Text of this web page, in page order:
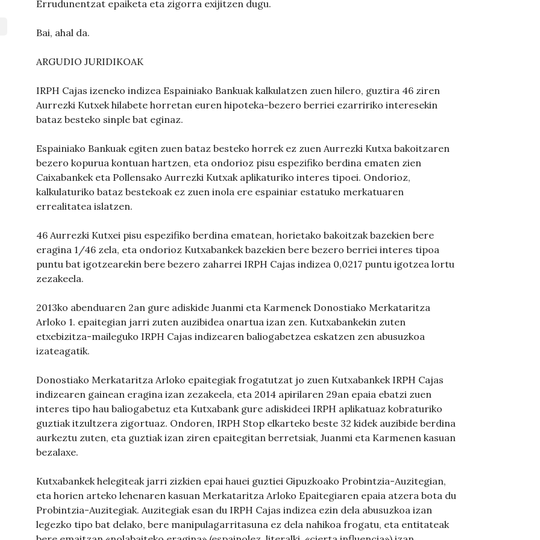
Errudunentzat epaiketa eta zigorra exijitzen dugu.
Bai, ahal da.
ARGUDIO JURIDIKOAK
IRPH Cajas izeneko indizea Espainiako Bankuak kalkulatzen zuen hilero, guztira 46 ziren
Aurrezki Kutxek hilabete horretan euren hipoteka-bezero berriei ezarririko interesekin
bataz besteko sinple bat eginaz.
Espainiako Bankuak egiten zuen bataz besteko horrek ez zuen Aurrezki Kutxa bakoitzaren
bezero kopurua kontuan hartzen, eta ondorioz pisu espezifiko berdina ematen zien
Caixabankek eta Pollensako Aurrezki Kutxak aplikaturiko interes tipoei. Ondorioz,
kalkulaturiko bataz bestekoak ez zuen inola ere espainiar estatuko merkatuaren
errealitatea islatzen.
46 Aurrezki Kutxei pisu espezifiko berdina ematean, horietako bakoitzak bazekien bere
eragina 1/46 zela, eta ondorioz Kutxabankek bazekien bere bezero berriei interes tipoa
puntu bat igotzearekin bere bezero zaharrei IRPH Cajas indizea 0,0217 puntu igotzea lortu
zezakeela.
2013ko abenduaren 2an gure adiskide Juanmi eta Karmenek Donostiako Merkataritza
Arloko 1. epaitegian jarri zuten auzibidea onartua izan zen. Kutxabankekin zuten
etxebizitza-maileguko IRPH Cajas indizearen baliogabetzea eskatzen zen abusuzkoa
izateagatik.
Donostiako Merkataritza Arloko epaitegiak frogatutzat jo zuen Kutxabankek IRPH Cajas
indizearen gainean eragina izan zezakeela, eta 2014 apirilaren 29an epaia ebatzi zuen
interes tipo hau baliogabetuz eta Kutxabank gure adiskideei IRPH aplikatuaz kobraturiko
guztiak itzultzera zigortuaz. Ondoren, IRPH Stop elkarteko beste 32 kidek auzibide berdina
aurkeztu zuten, eta guztiak izan ziren epaitegitan berretsiak, Juanmi eta Karmenen kasuan
bezalaxe.
Kutxabankek helegiteak jarri zizkien epai hauei guztiei Gipuzkoako Probintzia-Auzitegian,
eta horien arteko lehenaren kasuan Merkataritza Arloko Epaitegiaren epaia atzera bota du
Probintzia-Auzitegiak. Auzitegiak esan du IRPH Cajas indizea ezin dela abusuzkoa izan
legezko tipo bat delako, bere manipulagarritasuna ez dela nahikoa frogatu, eta entitateak